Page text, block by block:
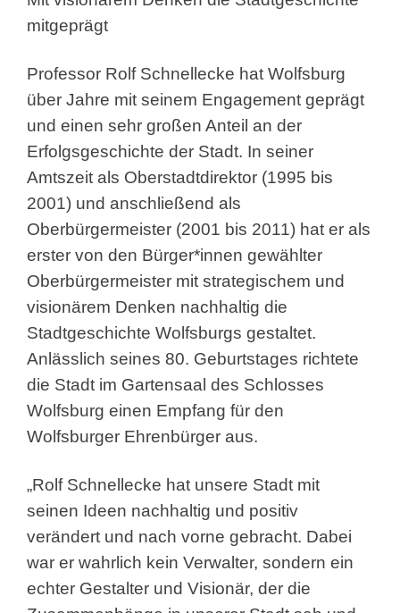
mitgeprägt
Professor Rolf Schnellecke hat Wolfsburg
über Jahre mit seinem Engagement geprägt
und einen sehr großen Anteil an der
Erfolgsgeschichte der Stadt. In seiner
Amtszeit als Oberstadtdirektor (1995 bis
2001) und anschließend als
Oberbürgermeister (2001 bis 2011) hat er als
erster von den Bürger*innen gewählter
Oberbürgermeister mit strategischem und
visionärem Denken nachhaltig die
Stadtgeschichte Wolfsburgs gestaltet.
Anlässlich seines 80. Geburtstages richtete
die Stadt im Gartensaal des Schlosses
Wolfsburg einen Empfang für den
Wolfsburger Ehrenbürger aus.
„Rolf Schnellecke hat unsere Stadt mit
seinen Ideen nachhaltig und positiv
verändert und nach vorne gebracht. Dabei
war er wahrlich kein Verwalter, sondern ein
echter Gestalter und Visionär, der die